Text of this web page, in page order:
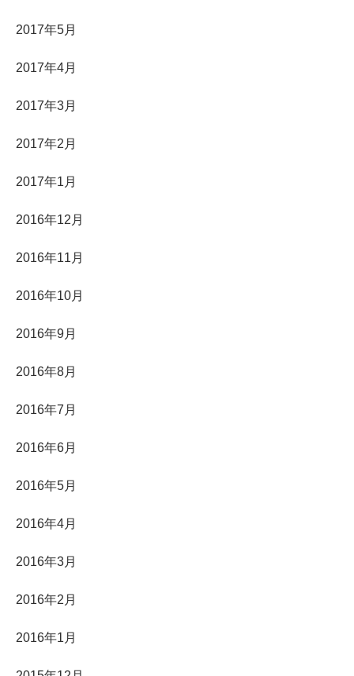
2017年5月
2017年4月
2017年3月
2017年2月
2017年1月
2016年12月
2016年11月
2016年10月
2016年9月
2016年8月
2016年7月
2016年6月
2016年5月
2016年4月
2016年3月
2016年2月
2016年1月